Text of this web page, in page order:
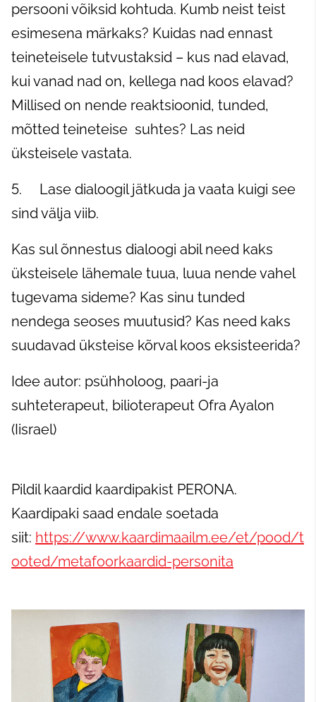
persooni võiksid kohtuda. Kumb neist teist
esimesena märkaks? Kuidas nad ennast
teineteisele tutvustaksid – kus nad elavad,
kui vanad nad on, kellega nad koos elavad?
Millised on nende reaktsioonid, tunded,
mõtted teineteise suhtes? Las neid
üksteisele vastata.
5. Lase dialoogil jätkuda ja vaata kuigi see
sind välja viib.
Kas sul õnnestus dialoogi abil need kaks
üksteisele lähemale tuua, luua nende vahel
tugevama sideme? Kas sinu tunded
nendega seoses muutusid? Kas need kaks
suudavad üksteise kõrval koos eksisteerida?
Idee autor: psühholoog, paari-ja
suhteterapeut, bilioterapeut Ofra Ayalon
(Iisrael)
Pildil kaardid kaardipakist PERONA.
Kaardipaki saad endale soetada
siit: https://www.kaardimaailm.ee/et/pood/t
ooted/metafoorkaardid-personita